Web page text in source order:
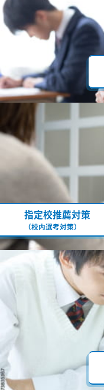
指定校推薦対策
（校内選考対策）